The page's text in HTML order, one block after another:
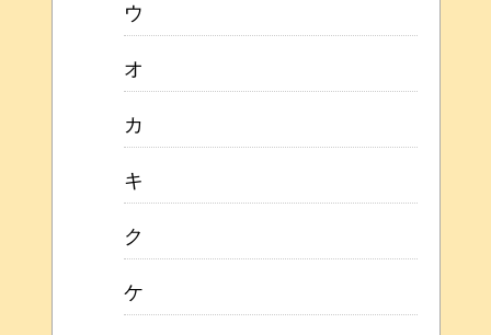
ウ
オ
カ
キ
ク
ケ